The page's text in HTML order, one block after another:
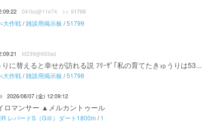
041bc@11e74 >> 51788
大作戦/雑談用掲示板 /51799
fd239@693ad
に替えると幸せが訪れる説 ﾌﾘｰｻﾞ｢私の育てたきゅうりは53...
大作戦/雑談用掲示板 /51798
2026/08/07 (金) 12:09:12
マンサー ▲メルカントゥール
レパードS（GⅢ）ダート1800m /1